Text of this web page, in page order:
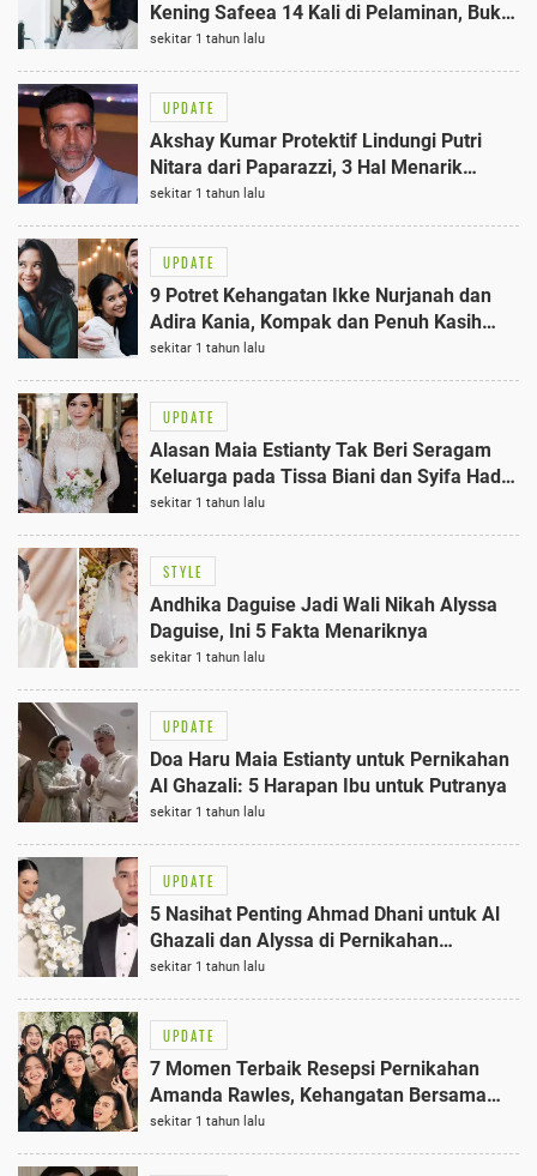
Kening Safeea 14 Kali di Pelaminan, Bukti
Kasih Sayang Kakak Terbaik
sekitar 1 tahun lalu
UPDATE
Akshay Kumar Protektif Lindungi Putri
Nitara dari Paparazzi, 3 Hal Menarik
dalam Insiden Ini
sekitar 1 tahun lalu
UPDATE
9 Potret Kehangatan Ikke Nurjanah dan
Adira Kania, Kompak dan Penuh Kasih
Sayang
sekitar 1 tahun lalu
UPDATE
Alasan Maia Estianty Tak Beri Seragam
Keluarga pada Tissa Biani dan Syifa Hadju
di Pernikahan Al Ghazali, 3 Hal Penting
Terungkap
sekitar 1 tahun lalu
STYLE
Andhika Daguise Jadi Wali Nikah Alyssa
Daguise, Ini 5 Fakta Menariknya
sekitar 1 tahun lalu
UPDATE
Doa Haru Maia Estianty untuk Pernikahan
Al Ghazali: 5 Harapan Ibu untuk Putranya
sekitar 1 tahun lalu
UPDATE
5 Nasihat Penting Ahmad Dhani untuk Al
Ghazali dan Alyssa di Pernikahan
Putranya
sekitar 1 tahun lalu
UPDATE
7 Momen Terbaik Resepsi Pernikahan
Amanda Rawles, Kehangatan Bersama
Ayah Australia
sekitar 1 tahun lalu